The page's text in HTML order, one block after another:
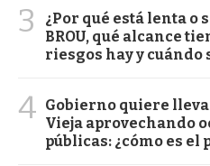
3
¿Por qué está lenta o
BROU, qué alcance
riesgos hay y cuándo
4 Gobierno quiere
Vieja aprovechando
públicas: ¿cómo es el